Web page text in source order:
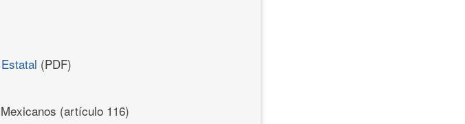
(PDF)
(artículo 116)